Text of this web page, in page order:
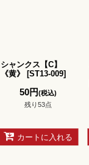
シャンクス【C】
《黄》
[ST13-009]
50円(税込)
残り53点
カートに入れる